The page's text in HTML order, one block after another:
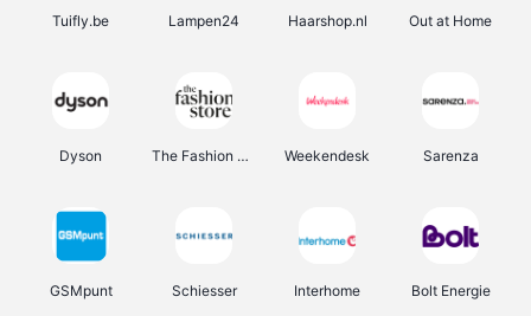
Tuifly.be Lampen24 Haarshop.nl Out at Home
Dyson The Fashion Store Weekendesk Sarenza
GSMpunt Schiesser Interhome Bolt Energie